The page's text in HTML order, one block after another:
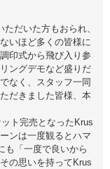
だいた方もおられ、
いほど多くの皆様に
印式から飛び入り参
ングデモなど盛りだ
なく、スタッフ一同
だきました皆様、本
ト完売となったKrus
ンは一度観るとハマ
も「一度で良いから
の思いを持ってKrus